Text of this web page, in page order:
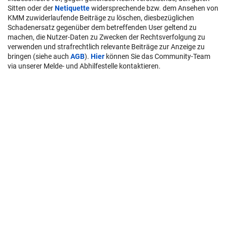
Sitten oder derNetiquettewidersprechende bzw. dem Ansehen von
KMM zuwiderlaufende Beiträge zu löschen, diesbezüglichen
Schadenersatz gegenüber dem betreffenden User geltend zu
machen, die Nutzer-Daten zu Zwecken der Rechtsverfolgung zu
verwenden und strafrechtlich relevante Beiträge zur Anzeige zu
bringen (siehe auch AGB). Hier können Sie das Community-Team
via unserer Melde- und Abhilfestelle kontaktieren.